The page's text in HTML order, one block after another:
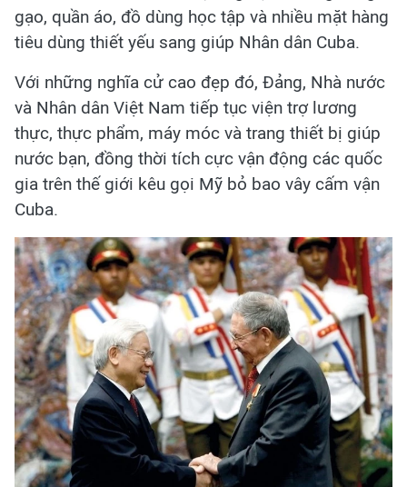
gạo, quần áo, đồ dùng học tập và nhiều mặt hàng
tiêu dùng thiết yếu sang giúp Nhân dân Cuba.
Với những nghĩa cử cao đẹp đó, Đảng, Nhà nước
và Nhân dân Việt Nam tiếp tục viện trợ lương
thực, thực phẩm, máy móc và trang thiết bị giúp
nước bạn, đồng thời tích cực vận động các quốc
gia trên thế giới kêu gọi Mỹ bỏ bao vây cấm vận
Cuba.